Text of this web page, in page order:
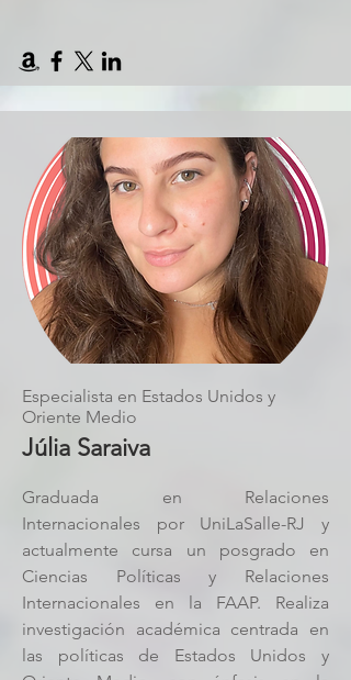
Especialista en Estados Unidos y
Oriente Medio
Júlia Saraiva
Graduada en Relaciones
Internacionales por UniLaSalle-RJ y
actualmente cursa un posgrado en
Ciencias Políticas y Relaciones
Internacionales en la FAAP. Realiza
investigación académica centrada en
las políticas de Estados Unidos y